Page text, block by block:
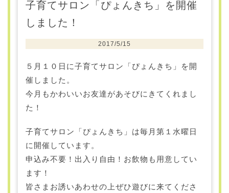
子育てサロン「ぴょんきち」を開催
しました！
2017/5/15
５月１０日に子育てサロン「ぴょんきち」を開
催しました。
今月もかわいいお友達があそびにきてくれまし
た！
子育てサロン「ぴょんきち」は毎月第１水曜日
に開催しています。
申込み不要！出入り自由！お飲物も用意してい
ます！
皆さまお誘いあわせの上ぜひ遊びに来てくださ